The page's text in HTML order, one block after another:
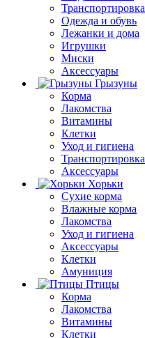
Транспортировка
Одежда и обувь
Лежанки и дома
Игрушки
Миски
Аксессуары
Грызуны
Корма
Лакомства
Витамины
Клетки
Уход и гигиена
Транспортировка
Аксессуары
Хорьки
Сухие корма
Влажные корма
Лакомства
Уход и гигиена
Аксессуары
Клетки
Амуниция
Птицы
Корма
Лакомства
Витамины
Клетки